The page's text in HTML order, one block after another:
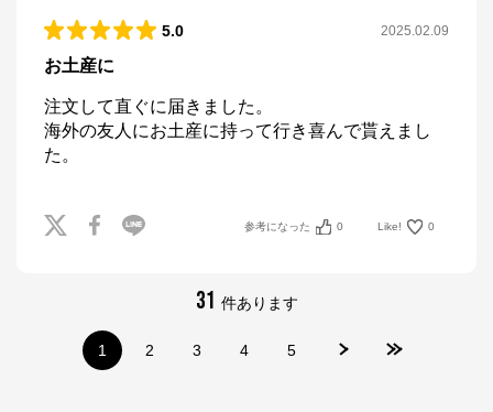
5.0 2025.02.09
お土産に
注文して直ぐに届きました。
海外の友人にお土産に持って行き喜んで貰えまし
た。
参考になった 0 Like! 0
31 件あります
1 2 3 4 5